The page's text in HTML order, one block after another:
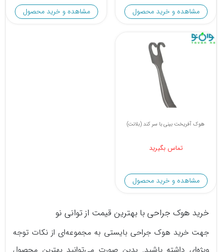
مشاهده و خرید محصول مشاهده و خرید محصول
هوک آفریخت بینی با سر کند (بلانت)
تماس بگیرید
مشاهده و خرید محصول
خرید هوک جراحی با بهترین قیمت از توانی نو
جهت خرید هوک جراحی بایستی به مجموعه‌ای از نکات توجه